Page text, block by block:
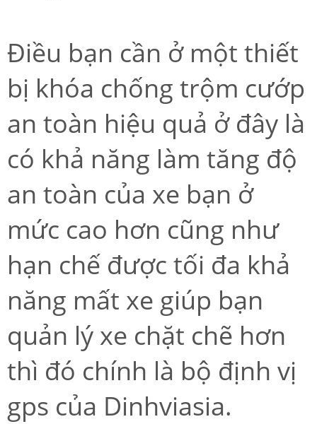
Điều bạn cần ở một thiết
bị khóa chống trộm cướp
an toàn hiệu quả ở đây là
có khả năng làm tăng độ
an toàn của xe bạn ở
mức cao hơn cũng như
hạn chế được tối đa khả
năng mất xe giúp bạn
quản lý xe chặt chẽ hơn
thì đó chính là bộ định vị
gps của Dinhviasia.